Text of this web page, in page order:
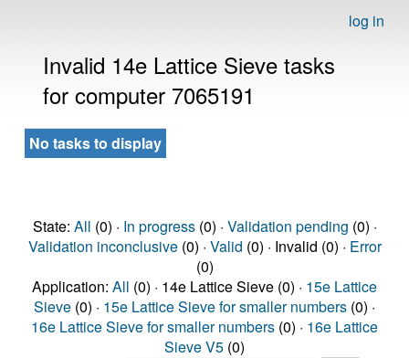
log in
Invalid 14e Lattice Sieve tasks
for computer 7065191
No tasks to display
State: All (0) · In progress(0) · Validation pending (0) ·
Validation inconclusive(0) · Valid (0) · Invalid (0) · Error
(0)
Application: All (0) · 14e Lattice Sieve (0) · 15e Lattice
Sieve (0) · 15e Lattice Sieve for smaller numbers (0) ·
16e Lattice Sieve for smaller numbers (0) · 16e Lattice
Sieve V5 (0)